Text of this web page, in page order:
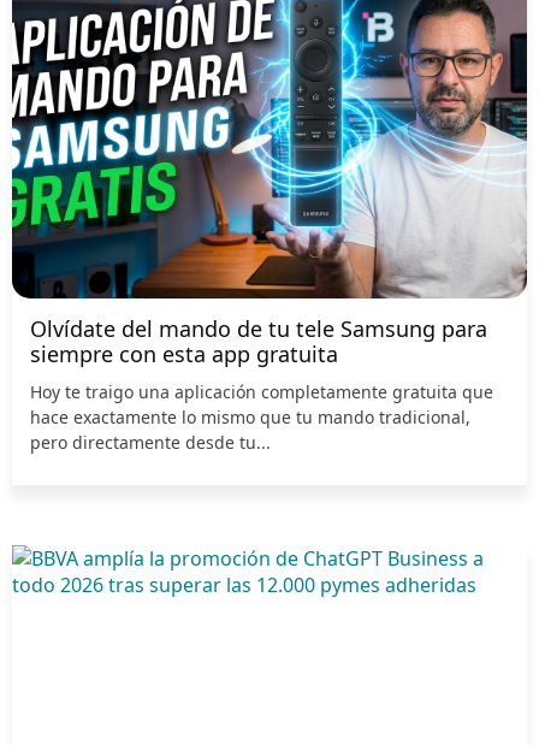
Olvídate del mando de tu tele Samsung para
siempre con esta app gratuita
Hoy te traigo una aplicación completamente gratuita que
hace exactamente lo mismo que tu mando tradicional,
pero directamente desde tu...